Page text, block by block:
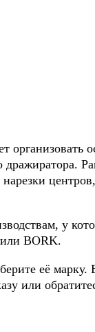
организовать
дражиратора.
у
BORK.
её
или